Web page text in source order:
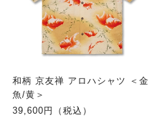
和柄 京友禅 アロハシャツ ＜金
魚/黄＞
39,600円（税込）